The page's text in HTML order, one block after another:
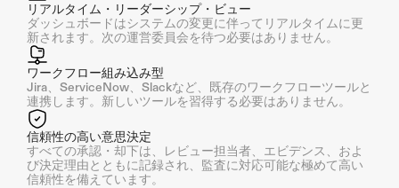
リアルタイム・リーダーシップ・ビュー
ダッシュボードはシステムの変更に伴ってリアルタイムに更
新されます。次の運営委員会を待つ必要はありません。
ワークフロー組み込み型
Jira、ServiceNow、Slackなど、既存のワークフローツールと
連携します。新しいツールを習得する必要はありません。
信頼性の高い意思決定
すべての承認・却下は、レビュー担当者、エビデンス、およ
び決定理由とともに記録され、監査に対応可能な極めて高い
信頼性を備えています。